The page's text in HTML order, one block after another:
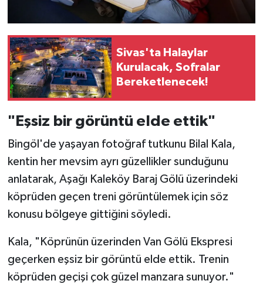
Sivas'ta Halaylar
Kurulacak, Sofralar
Bereketlenecek!
"Eşsiz bir görüntü elde ettik"
Bingöl'de yaşayan fotoğraf tutkunu Bilal Kala,
kentin her mevsim ayrı güzellikler sunduğunu
anlatarak, Aşağı Kaleköy Baraj Gölü üzerindeki
köprüden geçen treni görüntülemek için söz
konusu bölgeye gittiğini söyledi.
Kala, "Köprünün üzerinden Van Gölü Ekspresi
geçerken eşsiz bir görüntü elde ettik. Trenin
köprüden geçişi çok güzel manzara sunuyor."